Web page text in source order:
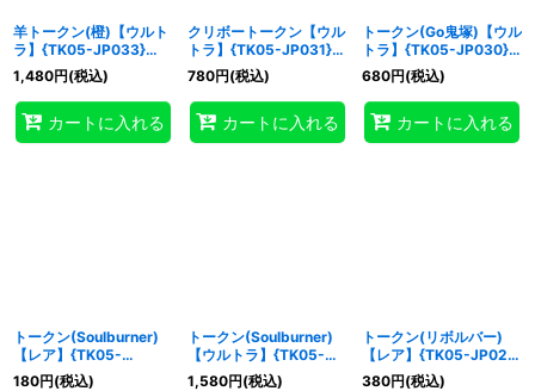
羊トークン(橙)【ウルト
ラ】{TK05-JP033}
《トークン》
1,480円(税込)
カートに入れる
クリボートークン【ウル
トラ】{TK05-JP031}
《トークン》
780円(税込)
カートに入れる
トークン(Go鬼塚)【ウル
トラ】{TK05-JP030}
《トークン》
680円(税込)
カートに入れる
トークン(Soulburner)
【レア】{TK05-
JP028}《トークン》
180円(税込)
トークン(Soulburner)
【ウルトラ】{TK05-
JP028}《トークン》
1,580円(税込)
トークン(リボルバー)
【レア】{TK05-JP027}
《トークン》
380円(税込)